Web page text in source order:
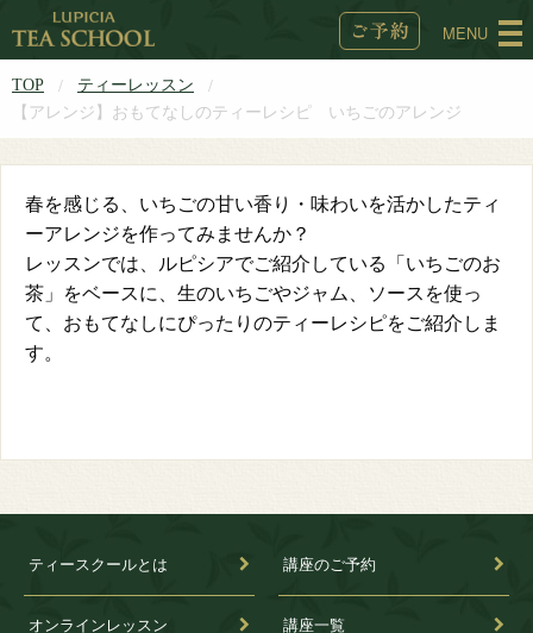
MENU
TOP
ティーレッスン
【アレンジ】おもてなしのティーレシピ いちごのアレンジ
春を感じる、いちごの甘い香り・味わいを活かしたティ
ーアレンジを作ってみませんか？
レッスンでは、ルピシアでご紹介している「いちごのお
茶」をベースに、生のいちごやジャム、ソースを使っ
て、おもてなしにぴったりのティーレシピをご紹介しま
す。
ティースクールとは
オンラインレッスン
講座のご予約
講座一覧